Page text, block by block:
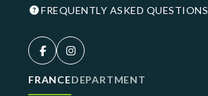
FREQUENTLY ASKED QUESTIONS
FRANCEDEPARTMENT